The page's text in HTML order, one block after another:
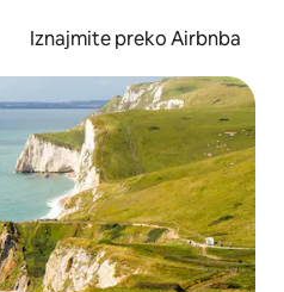
Iznajmite preko Airbnba